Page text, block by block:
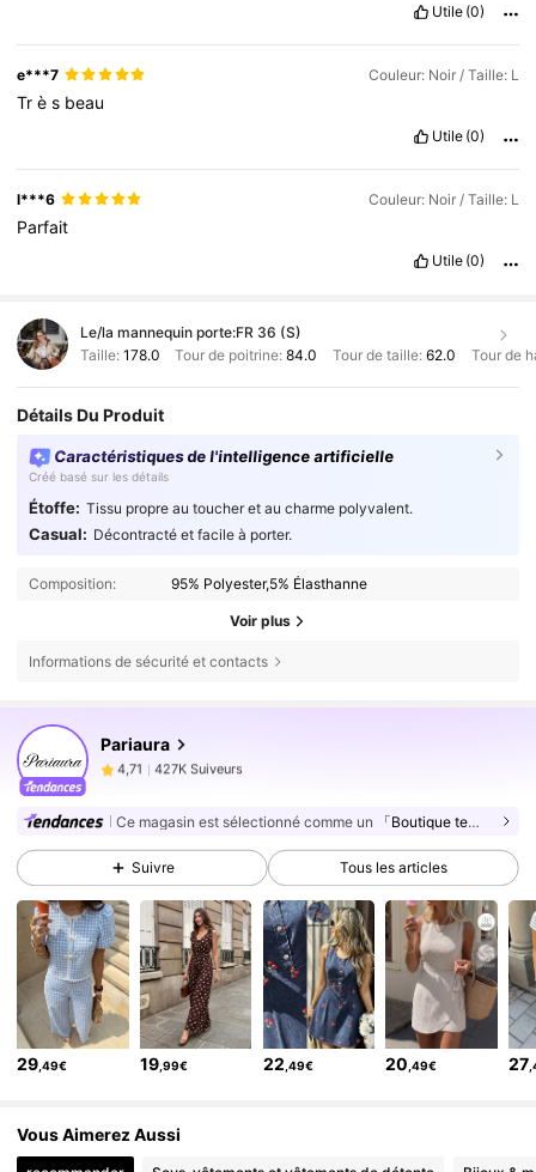
Utile (0)
e***7 Couleur: Noir / Taille: L
Très beau
Utile (0)
l***6 Couleur: Noir / Taille: L
Parfait
Utile (0)
Le/la mannequin porte:FR 36 (S)
Taille: 178.0 Tour de poitrine:84.0 Tour de taille: 62.0 Tour de
Détails Du Produit
Caractéristiques de l'intelligence artificielle
Créé basé sur les détails
Étoffe: Tissu propre au toucher et au charme polyvalent.
Casual: Décontracté et facile à porter.
Composition: 95% Polyester,5% Élasthanne
Voir plus
Informations de sécurité et contacts
Pariaura
g***2est en train de naviguer
4,71 427K Suiveurs
4,71 427K Suiveurs
4,71 427K Suiveurs
4,71 427K Suiveurs
4,71 427K Suiveurs
427K Suiveurs
Ce magasin est sélectionné comme un 「Boutique tendance」
Suivre Tous les articles
29 ,49€ 19 ,99€ 22 ,49€ 20 ,49€ 27
Vous Aimerez Aussi